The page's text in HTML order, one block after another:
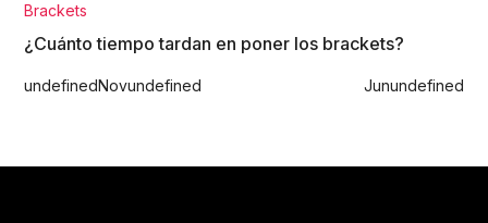
Brackets
¿Cuánto tiempo tardan en poner los brackets?
undefinedNovundefined Junundefined